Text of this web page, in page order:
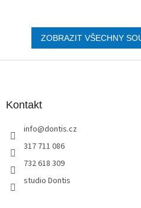
ZOBRAZIT VŠECHNY
Kontakt
info@dontis.cz
317 711 086
732 618 309
studio Dontis